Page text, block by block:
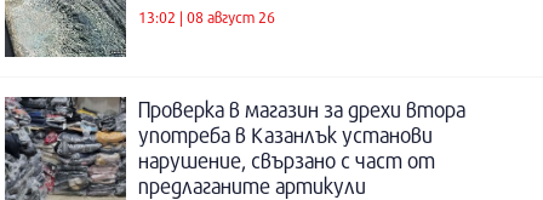
13:02 | 08 август 26
Проверка в магазин за дрехи втора
употреба в Казанлък установи
нарушение, свързано с част от
предлаганите артикули